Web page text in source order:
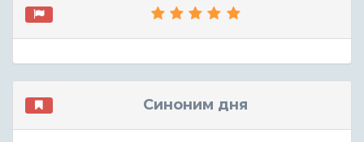
Синоним дня